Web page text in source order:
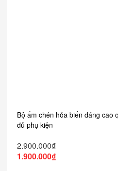
Bộ ấm chén hỏa biến dáng cao
đủ phụ kiện
2.900.000₫
1.900.000₫